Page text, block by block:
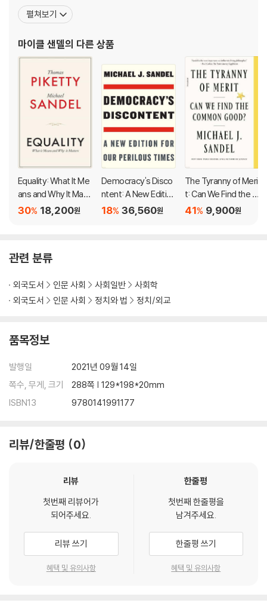
that has fuelled populist protest, with the triumph of Brexit an
d election of Donald Trump.
Michael J. Sandel argues that to overcome the polarized politi
cs of our time, we must rethink the attitudes toward success
and failure that have accompanied globalisation and rising ine
quality. Sandel highlights the hubris a meritocracy generates a
mong the winners and the harsh judgement it imposes on tho
se left behind. He offers an alternative way of thinking about s
uccess - more attentive to the role of luck in human affairs, m
ore conducive to an ethic of humility, and more hospitable to a
politics of the common good.
사이에서 최고의 명강의로 손꼽힌다. 존 롤스 이후 정의 분야의 세계
적 학자로 인정받는 그는 명실공히 이 시대의 최고 석학이자 철학계
것들』 『정치와 도덕을 말하다』 『완벽에 대한
펼쳐보기
마이클 샌델의 다른 상품
Equality: What It Me
ans and Why It Matt
ers
18,200원
30%
Democracy's Disco
ntent: A New Edition
for Our Perilous Tim
36,560원
18%
The Tyranny of Meri
t: Can We Find the C
ommon Good?
9,900원
41%
관련 분류
외국도서 인문 사회 사회일반
사회학
외국도서
인문 사회 정치와 법 정치/외교
품목정보
발행일
2021년 09월 14일
쪽수, 무게, 크기
288쪽 | 129*198*20mm
ISBN13
9780141991177
리뷰/한줄평 0
리뷰
첫번째 리뷰어가
되어주세요.
리뷰 쓰기
혜택 및 유의사항
한줄평
첫번째 한줄평을
남겨주세요.
한줄평 쓰기
혜택 및 유의사항